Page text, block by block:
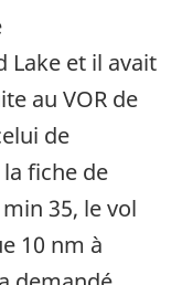
Lake et il avait
au VOR de
de
fiche de
35, le vol
10 nm à